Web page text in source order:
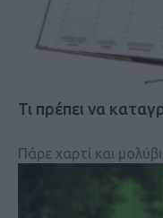
Τι πρέπει να
Πάρε χαρτί και